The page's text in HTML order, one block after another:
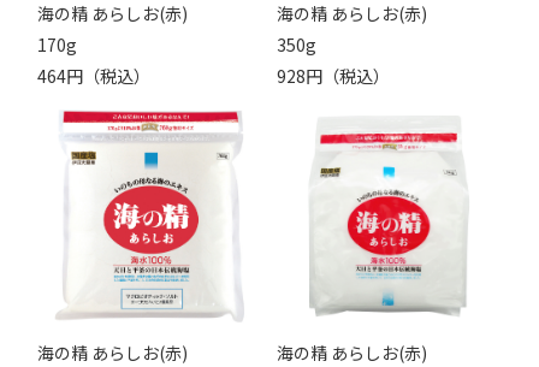
海の精 あらしお(赤)
170g
464円（税込）
海の精 あらしお(赤)
350g
928円（税込）
海の精 あらしお(赤)
海の精 あらしお(赤)